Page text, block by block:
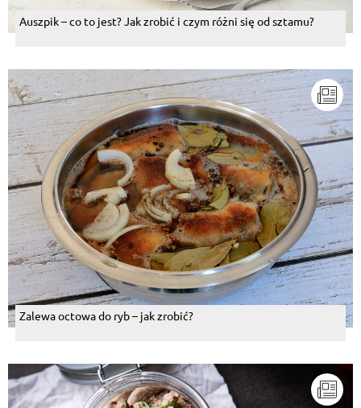
Auszpik – co to jest? Jak zrobić i czym różni się od sztamu?
Zalewa octowa do ryb – jak zrobić?